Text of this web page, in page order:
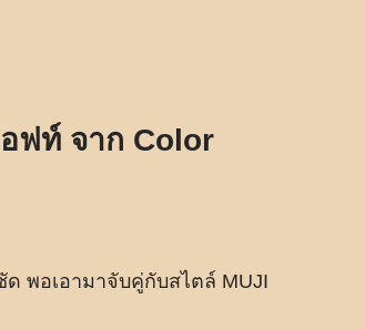
ฟท์ จาก Color
พอเอามาจับคู่กับสไตล์ MUJI